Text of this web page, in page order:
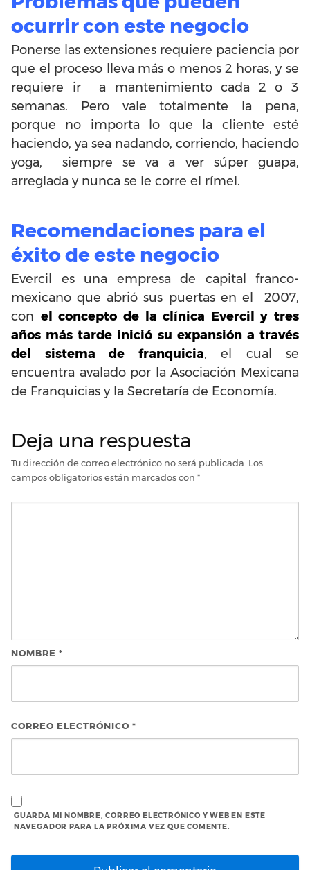
ocurrir con este negocio
Ponerse las extensiones requiere paciencia por
que el proceso lleva más o menos 2 horas, y se
requiere ir a mantenimiento cada 2 o 3
semanas. Pero vale totalmente la pena,
porque no importa lo que la cliente esté
haciendo, ya sea nadando, corriendo, haciendo
yoga, siempre se va a ver súper guapa,
arreglada y nunca se le corre el rímel.
Recomendaciones para el
éxito de este negocio
Evercil es una empresa de capital franco-
mexicano que abrió sus puertas en el 2007,
con el concepto de la clínica Evercil y tres
años más tarde inició su expansión a través
del sistema de franquicia, el cual se
encuentra avalado por la Asociación Mexicana
de Franquicias y la Secretaría de Economía.
Deja una respuesta
Tu dirección de correo electrónico no será publicada. Los
campos obligatorios están marcados con *
NOMBRE *
CORREO ELECTRÓNICO *
GUARDA MI NOMBRE, CORREO ELECTRÓNICO Y WEB EN ESTE
NAVEGADOR PARA LA PRÓXIMA VEZ QUE COMENTE.